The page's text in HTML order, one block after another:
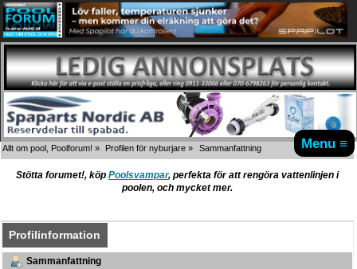
Menu ≡
Allt om pool, Poolforum! » Profilen för nyburjare » Sammanfattning
Stötta forumet!, köp Poolsvampar, perfekta för att rengöra vattenlinjen i
poolen, och mycket mer.
Profilinformation
Sammanfattning